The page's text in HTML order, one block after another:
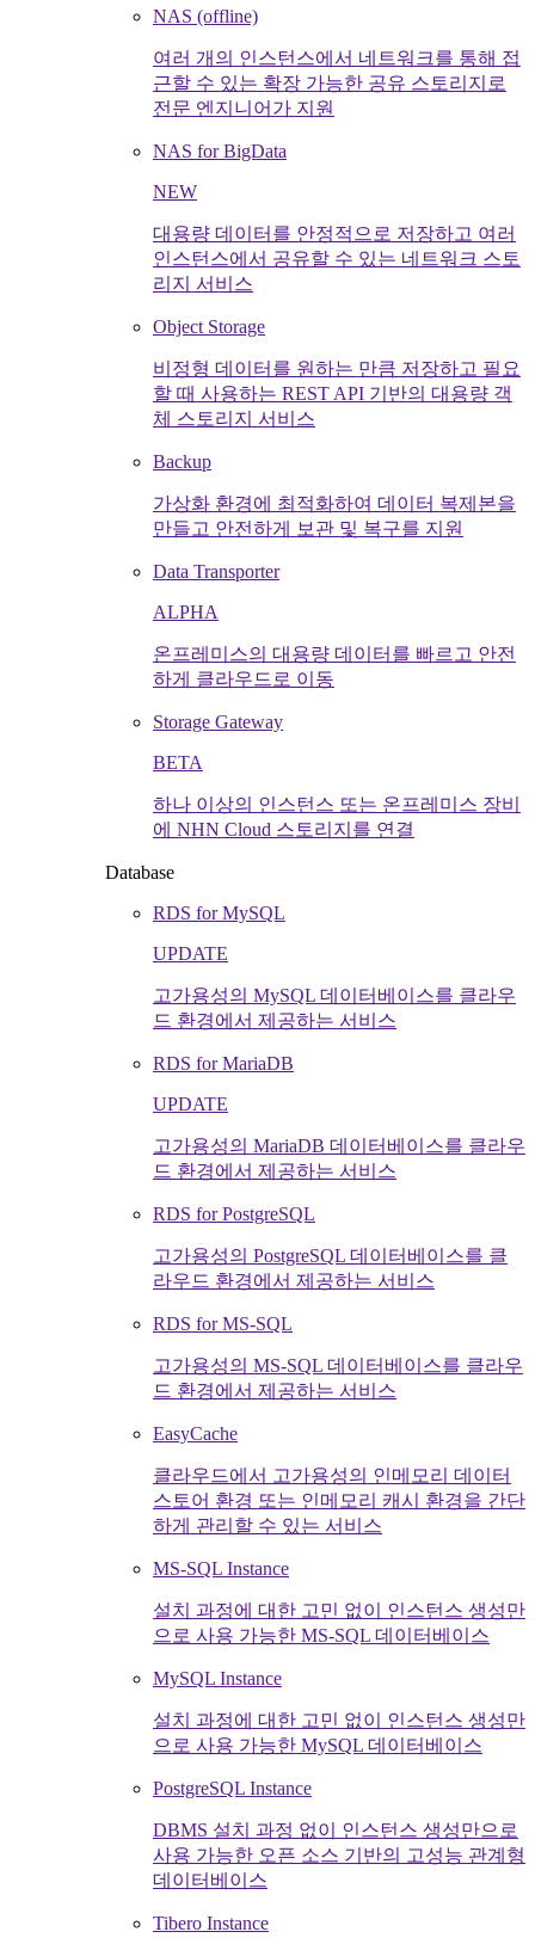
NAS (offline)
여러 개의 인스턴스에서 네트워크를 통해 접
근할 수 있는 확장 가능한 공유 스토리지로
전문 엔지니어가 지원
NAS for BigData
NEW
대용량 데이터를 안정적으로 저장하고 여러
인스턴스에서 공유할 수 있는 네트워크 스토
리지 서비스
Object Storage
비정형 데이터를 원하는 만큼 저장하고 필요
할 때 사용하는 REST API 기반의 대용량 객
체 스토리지 서비스
Backup
가상화 환경에 최적화하여 데이터 복제본을
만들고 안전하게 보관 및 복구를 지원
Data Transporter
ALPHA
온프레미스의 대용량 데이터를 빠르고 안전
하게 클라우드로 이동
Storage Gateway
BETA
하나 이상의 인스턴스 또는 온프레미스 장비
에 NHN Cloud 스토리지를 연결
Database
RDS for MySQL
UPDATE
고가용성의 MySQL 데이터베이스를 클라우
드 환경에서 제공하는 서비스
RDS for MariaDB
UPDATE
고가용성의 MariaDB 데이터베이스를 클라우
드 환경에서 제공하는 서비스
RDS for PostgreSQL
고가용성의 PostgreSQL 데이터베이스를 클
라우드 환경에서 제공하는 서비스
RDS for MS-SQL
고가용성의 MS-SQL 데이터베이스를 클라우
드 환경에서 제공하는 서비스
EasyCache
클라우드에서 고가용성의 인메모리 데이터
스토어 환경 또는 인메모리 캐시 환경을 간단
하게 관리할 수 있는 서비스
MS-SQL Instance
설치 과정에 대한 고민 없이 인스턴스 생성만
으로 사용 가능한 MS-SQL 데이터베이스
MySQL Instance
설치 과정에 대한 고민 없이 인스턴스 생성만
으로 사용 가능한 MySQL 데이터베이스
PostgreSQL Instance
DBMS 설치 과정 없이 인스턴스 생성만으로
사용 가능한 오픈 소스 기반의 고성능 관계형
데이터베이스
Tibero Instance